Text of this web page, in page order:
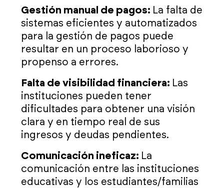
Gestión manual de pagos: La falta de
sistemas eficientes y automatizados
para la gestión de pagos puede
resultar en un proceso laborioso y
propenso a errores.
Falta de visibilidad financiera: Las
instituciones pueden tener
dificultades para obtener una visión
clara y en tiempo real de sus
ingresos y deudas pendientes.
Comunicación ineficaz: La
comunicación entre las instituciones
educativas y los estudiantes/familias